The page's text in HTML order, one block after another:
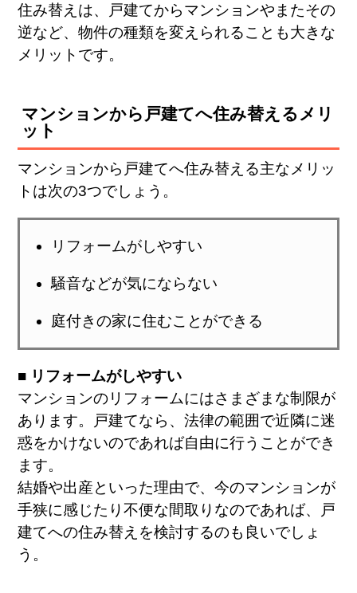
住み替えは、戸建てからマンションやまたその
逆など、物件の種類を変えられることも大きな
メリットです。
マンションから戸建てへ住み替えるメリ
ット
マンションから戸建てへ住み替える主なメリッ
トは次の3つでしょう。
リフォームがしやすい
騒音などが気にならない
庭付きの家に住むことができる
■ リフォームがしやすい
マンションのリフォームにはさまざまな制限が
あります。戸建てなら、法律の範囲で近隣に迷
惑をかけないのであれば自由に行うことができ
ます。
結婚や出産といった理由で、今のマンションが
手狭に感じたり不便な間取りなのであれば、戸
建てへの住み替えを検討するのも良いでしょ
う。